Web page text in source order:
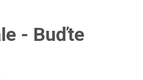
- Buďte